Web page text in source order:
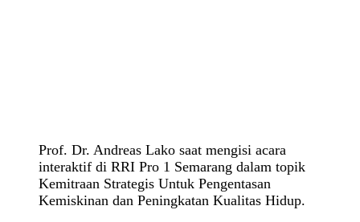
Prof. Dr. Andreas Lako saat mengisi acara
interaktif di RRI Pro 1 Semarang dalam topik
Kemitraan Strategis Untuk Pengentasan
Kemiskinan dan Peningkatan Kualitas Hidup.